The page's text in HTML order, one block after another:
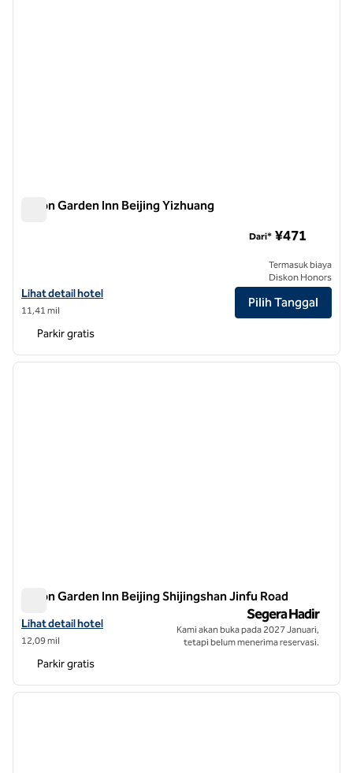
Hilton Garden Inn Beijing Yizhuang
Lihat detail hotel untuk Hilton Garden Inn Beijing Yizhuang
Lihat detail hotel
11,41 mil
Dari* ¥471
Termasuk biaya
Diskon Honors
Pilih Tanggal
Parkir gratis
1 dari 8
Hilton Garden Inn Beijing Shijingshan Jinfu Road
Hilton Garden Inn Beijing Shijingshan Jinfu Road
Lihat detail hotel untuk Hilton Garden Inn Beijing Shijingshan Jinfu
Lihat detail hotel
12,09 mil
Segera Hadir
Kami akan buka pada 2027 Januari,
tetapi belum menerima reservasi.
Parkir gratis
1 dari 12